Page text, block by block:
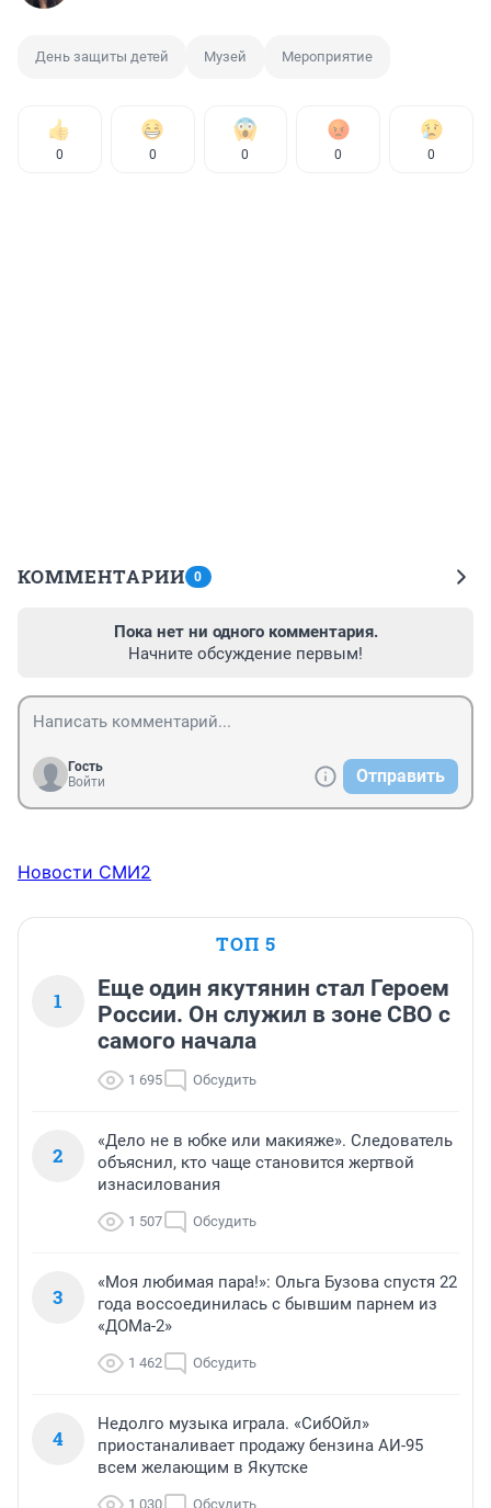
День защиты детей Музей Мероприятие
0 0 0 0 0
КОММЕНТАРИИ 0
Пока нет ни одного комментария.
Начните обсуждение первым!
Гость
Войти
Отправить
Новости СМИ2
ТОП 5
1
Еще один якутянин стал Героем
России. Он служил в зоне СВО с
самого начала
1 695 Обсудить
2
«Дело не в юбке или макияже». Следователь
объяснил, кто чаще становится жертвой
изнасилования
1 507 Обсудить
3
«Моя любимая пара!»: Ольга Бузова спустя 22
года воссоединилась с бывшим парнем из
«ДОМа-2»
1 462 Обсудить
4
Недолго музыка играла. «СибОйл»
приостаналивает продажу бензина АИ-95
всем желающим в Якутске
1 030 Обсудить